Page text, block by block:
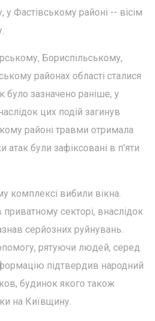
Фастівському районі -- вісім
Бориспільському,
районах області сталися
було зазначено раніше, у
цих подій загинув
районі травми отримала
атак були зафіксовані в п'яти
комплексі вибили вікна.
секторі, внаслідок
серйозних руйнувань.
рятуючи людей, серед
підтвердив народний
будинок якого також
на Київщину.